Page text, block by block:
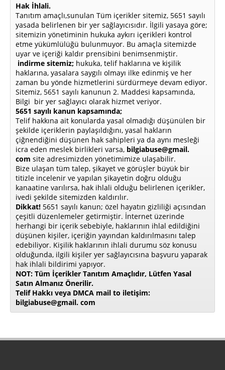
Hak İhlali.
Tanıtım amaçlı,sunulan Tüm içerikler sitemiz, 5651 sayılı
yasada belirlenen bir yer sağlayıcısıdır. İlgili yasaya göre;
sitemizin yönetiminin hukuka aykırı içerikleri kontrol
etme yükümlülüğü bulunmuyor. Bu amaçla sitemizde
uyar ve içeriği kaldır prensibini benimsenmiştir.
indirme sitemiz; hukuka, telif haklarına ve kişilik
haklarına, yasalara saygılı olmayı ilke edinmiş ve her
zaman bu yönde hizmetlerini sürdürmeye devam ediyor.
Sitemiz, 5651 sayılı kanunun 2. Maddesi kapsamında,
Bilgi bir yer sağlayıcı olarak hizmet veriyor.
5651 sayılı kanun kapsamında;
Telif hakkına ait konularda yasal olmadığı düşünülen bir
şekilde içeriklerin paylaşıldığını, yasal hakların
çiğnendiğini düşünen hak sahipleri ya da aynı mesleği
icra eden meslek birlikleri varsa, bilgiabuse@gmail.
com site adresimizden yönetimimize ulaşabilir.
Bize ulaşan tüm talep, şikayet ve görüşler büyük bir
titizle incelenir ve yapılan şikayetin doğru olduğu
kanaatine varılırsa, hak ihlali olduğu belirlenen içerikler,
ivedi şekilde sitemizden kaldırılır.
Dikkat! 5651 sayılı kanun; özel hayatın gizliliği açısından
çeşitli düzenlemeler getirmiştir. İnternet üzerinde
herhangi bir içerik sebebiyle, haklarının ihlal edildiğini
düşünen kişiler, içeriğin yayından kaldırılmasını talep
edebiliyor. Kişilik haklarının ihlali durumu söz konusu
olduğunda, ilgili kişiler yer sağlayıcısına başvuru yaparak
hak ihlali bildirimi yapıyor.
NOT: Tüm İçerikler Tanıtım Amaçlıdır, Lütfen Yasal
Satın Almanız Önerilir.
Telif Hakkı veya DMCA mail to iletişim:
bilgiabuse@gmail. com